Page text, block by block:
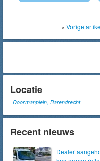
« Vorige
Locatie
Doormanplein, Barendrecht
Recent nieuws
Dealer